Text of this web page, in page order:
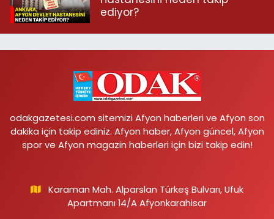
ediyor?
odakgazetesi.com sitemizi Afyon haberleri ve Afyon son
dakika için takip ediniz. Afyon haber, Afyon güncel, Afyon
spor ve Afyon magazin haberleri için bizi takip edin!
Karaman Mah. Alparslan Türkeş Bulvarı, Ufuk
Apartmanı 14/A Afyonkarahisar